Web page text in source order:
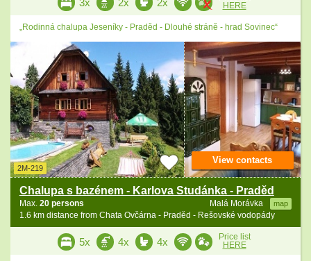
3x 2x 2x
HERE
„Rodinná chalupa Jeseníky - Praděd - Dlouhé stráně - hrad Sovinec“
2M-219
Chalupa s bazénem - Karlova Studánka - Praděd
Malá Morávka map
Max. 20 persons
1.6 km distance from Chata Ovčárna - Praděd - Rešovské vodopády
View contacts
5x 4x 4x
Price list
HERE